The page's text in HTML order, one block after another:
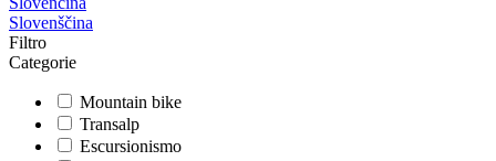
Slovenščina
Filtro
Categorie
Mountain bike
Transalp
Escursionismo